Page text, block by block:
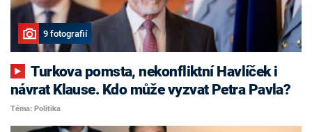
9 fotografií
Turkova pomsta, nekonfliktní Havlíček i
návrat Klause. Kdo může vyzvat Petra Pavla?
Téma: Politika